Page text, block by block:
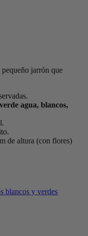
jarrón que
agua, blancos,
de altura (con flores)